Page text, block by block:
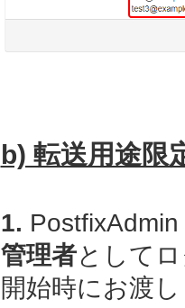
b) 転送用途限
1. PostfixAdmin
管理者として
開始時にお渡